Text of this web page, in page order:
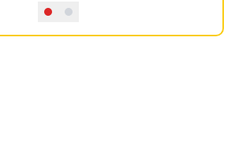
activitatea intr-un spital